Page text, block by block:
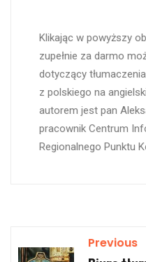
Klikając w powyższy
zupełnie za darmo
dotyczący
z polskiego na
autorem jest pan
pracownik Centrum
Regionalnego Punktu
Previous